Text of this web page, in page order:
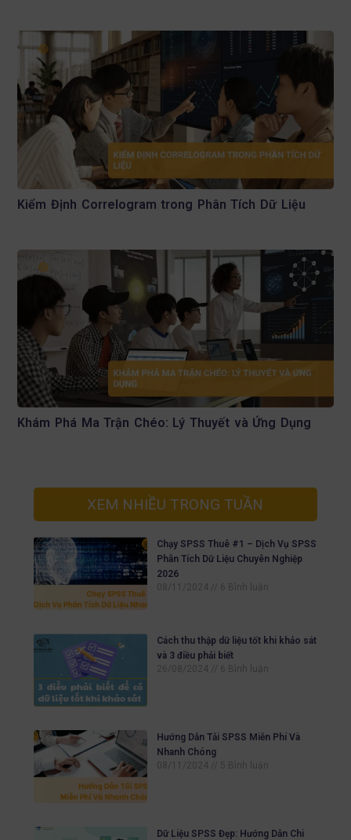
Kiểm Định Correlogram trong Phân Tích Dữ Liệu
Khám Phá Ma Trận Chéo: Lý Thuyết và Ứng Dụng
XEM NHIỀU TRONG TUẦN
Chạy SPSS Thuê #1 – Dịch Vụ SPSS
Phân Tích Dữ Liệu Chuyên Nghiệp
2026
08/11/2024
6 Bình luận
Cách thu thập dữ liệu tốt khi khảo sát
và 3 điều phải biết
26/08/2024
6 Bình luận
Hướng Dẫn Tải SPSS Miễn Phí Và
Nhanh Chóng
08/11/2024
5 Bình luận
Dữ Liệu SPSS Đẹp: Hướng Dẫn Chi